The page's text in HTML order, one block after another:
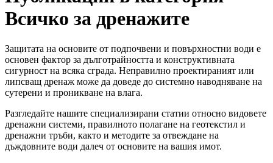
Всичко за дренажите
Защитата на основите от подпочвени и повърхностни води е
основен фактор за дълготрайността и конструктивната
сигурност на всяка сграда. Неправилно проектираният или
липсващ дренаж може да доведе до системно наводняване на
сутерени и проникване на влага.
Разгледайте нашите специализирани статии относно видовете
дренажни системи, правилното полагане на геотекстил и
дренажни тръби, както и методите за отвеждане на
дъждовните води далеч от основите на вашия имот.